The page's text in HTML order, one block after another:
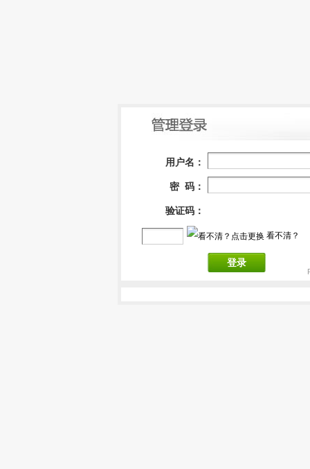
用户名：
密 码：
验证码：
看不清？
登录